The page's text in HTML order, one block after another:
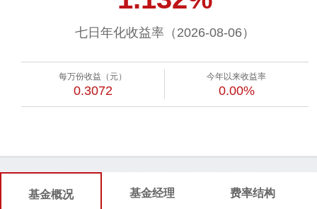
七日年化收益率（2026-08-06）
每万份收益（元）
0.3072
今年以来收益率
0.00%
基金概况 基金经理 费率结构